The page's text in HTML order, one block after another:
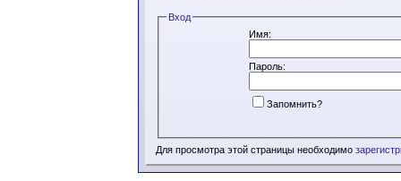
Вход
Имя:
Пароль:
Запомнить?
Для просмотра этой страницы необходимо